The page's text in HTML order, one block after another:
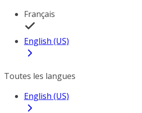
Français
English (US)
Toutes les langues
English (US)